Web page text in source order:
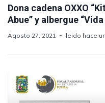
Dona cadena OXXO
Abue” y albergue “Vida
Agosto 27, 2021 leido hace